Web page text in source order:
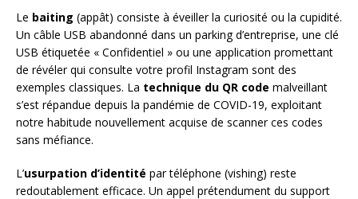
Le baiting (appât) consiste à éveiller la curiosité ou la cupidité.
Un câble USB abandonné dans un parking d’entreprise, une clé
USB étiquetée « Confidentiel » ou une application promettant
de révéler qui consulte votre profil Instagram sont des
exemples classiques. La technique du QR code malveillant
s’est répandue depuis la pandémie de COVID-19, exploitant
notre habitude nouvellement acquise de scanner ces codes
sans méfiance.
L’usurpation d’identité par téléphone (vishing) reste
redoutablement efficace. Un appel prétendument du support